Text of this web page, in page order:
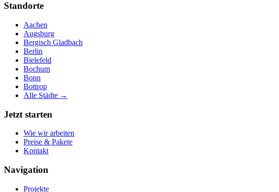
Standorte
Aachen
Augsburg
Bergisch Gladbach
Berlin
Bielefeld
Bochum
Bonn
Bottrop
Alle Städte →
Jetzt starten
Wie wir arbeiten
Preise & Pakete
Kontakt
Navigation
Projekte